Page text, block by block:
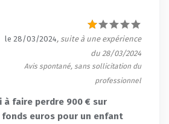
le 28/03/2024, suite à une expérience
du 28/03/2024
Avis spontané, sans sollicitation du
professionnel
à faire perdre 900 € sur
fonds euros pour un enfant